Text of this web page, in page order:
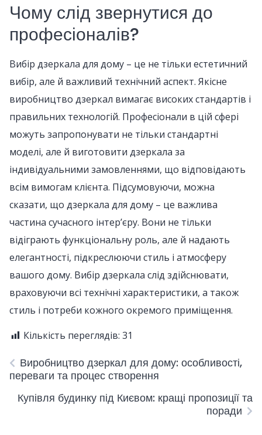
Чому слід звернутися до
професіоналів?
Вибір дзеркала для дому – це не тільки естетичний
вибір, але й важливий технічний аспект. Якісне
виробництво дзеркал вимагає високих стандартів і
правильних технологій. Професіонали в цій сфері
можуть запропонувати не тільки стандартні
моделі, але й виготовити дзеркала за
індивідуальними замовленнями, що відповідають
всім вимогам клієнта. Підсумовуючи, можна
сказати, що дзеркала для дому – це важлива
частина сучасного інтер’єру. Вони не тільки
відіграють функціональну роль, але й надають
елегантності, підкреслюючи стиль і атмосферу
вашого дому. Вибір дзеркала слід здійснювати,
враховуючи всі технічні характеристики, а також
стиль і потреби кожного окремого приміщення.
Кількість переглядів: 31
Виробництво дзеркал для дому: особливості,
переваги та процес створення
Купівля будинку під Києвом: кращі пропозиції та
поради